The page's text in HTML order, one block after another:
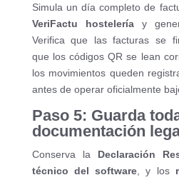
Simula un día completo de
VeriFactu hosteleríay
Verifica que las facturas se
que los códigos QR se lean
los movimientos queden
antes de operar oficialmente
Paso 5: Guarda
documentación
Conserva la Declaración
técnico del software , y los